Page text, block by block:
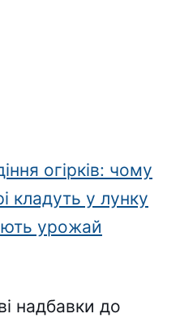
огірків: чому
кладуть у лунку
урожай
надбавки до